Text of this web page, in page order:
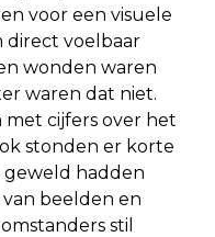
voor een visuele
direct voelbaar
wonden waren
waren dat niet.
cijfers over het
stonden er korte
hadden
beelden en
stil